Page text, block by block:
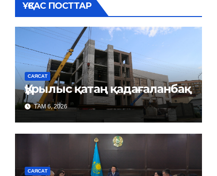
ҰҚСАС ПОСТТАР
САЯСАТ
Құрылыс қатаң қадағаланбақ
ТАМ 6, 2026
САЯСАТ